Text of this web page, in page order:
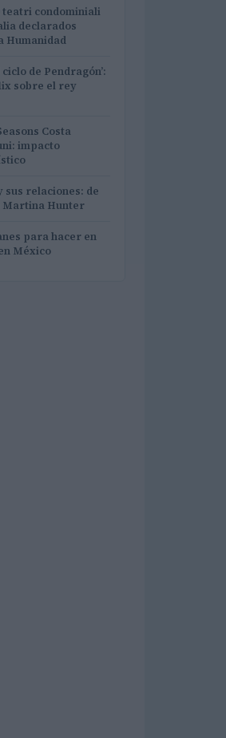
teatri condominiali
declarados
Humanidad
de Pendragón’:
sobre el rey
Costa
impacto
relaciones: de
Martina Hunter
para hacer en
México